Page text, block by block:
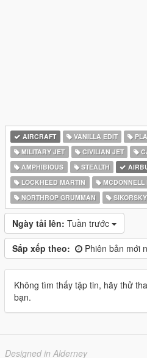
AIRCRAFT VANILLA EDIT
MILITARY JET
CIVILIAN JET
AMPHIBIOUS
STEALTH
LOCKHEED MARTIN
MCDONNELL
NORTHROP GRUMMAN
SIKORSKY
Ngày tải lên: Tuần trước
Sắp xếp theo: Phiên bản mới
Không tìm thấy tập tin, hãy thử
bạn.
Designed in Alderney